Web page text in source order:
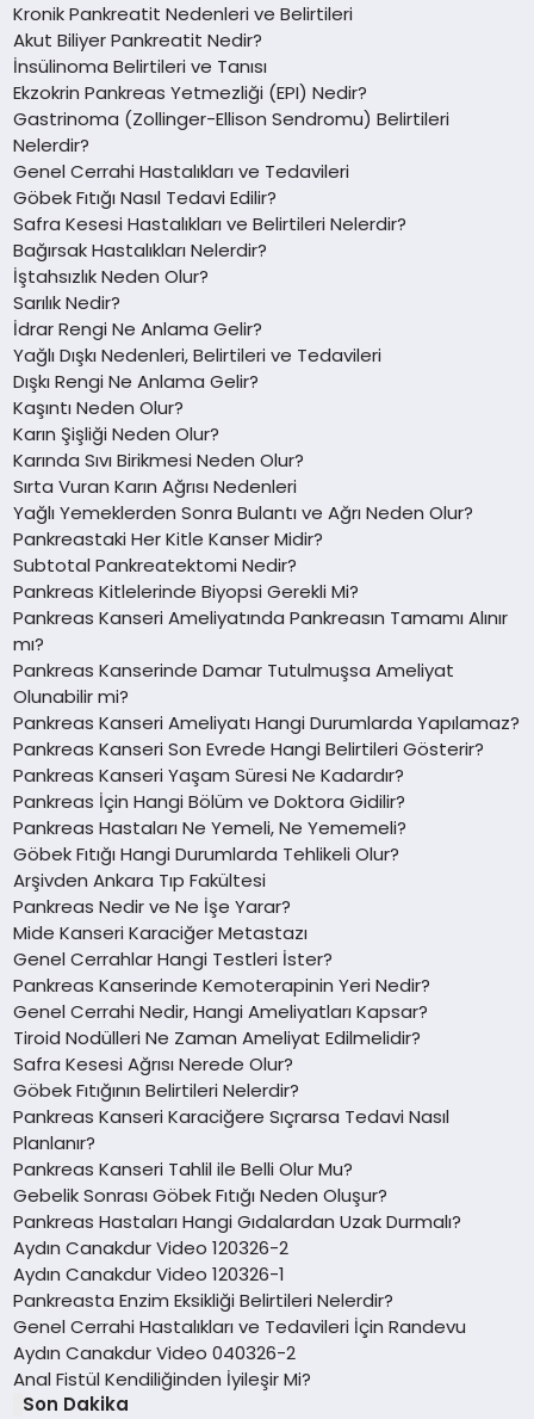
Kronik Pankreatit Nedenleri ve Belirtileri
Akut Biliyer Pankreatit Nedir?
İnsülinoma Belirtileri ve Tanısı
Ekzokrin Pankreas Yetmezliği (EPI) Nedir?
Gastrinoma (Zollinger-Ellison Sendromu) Belirtileri
Nelerdir?
Genel Cerrahi Hastalıkları ve Tedavileri
Göbek Fıtığı Nasıl Tedavi Edilir?
Safra Kesesi Hastalıkları ve Belirtileri Nelerdir?
Bağırsak Hastalıkları Nelerdir?
İştahsızlık Neden Olur?
Sarılık Nedir?
İdrar Rengi Ne Anlama Gelir?
Yağlı Dışkı Nedenleri, Belirtileri ve Tedavileri
Dışkı Rengi Ne Anlama Gelir?
Kaşıntı Neden Olur?
Karın Şişliği Neden Olur?
Karında Sıvı Birikmesi Neden Olur?
Sırta Vuran Karın Ağrısı Nedenleri
Yağlı Yemeklerden Sonra Bulantı ve Ağrı Neden Olur?
Pankreastaki Her Kitle Kanser Midir?
Subtotal Pankreatektomi Nedir?
Pankreas Kitlelerinde Biyopsi Gerekli Mi?
Pankreas Kanseri Ameliyatında Pankreasın Tamamı Alınır
mı?
Pankreas Kanserinde Damar Tutulmuşsa Ameliyat
Olunabilir mi?
Pankreas Kanseri Ameliyatı Hangi Durumlarda Yapılamaz?
Pankreas Kanseri Son Evrede Hangi Belirtileri Gösterir?
Pankreas Kanseri Yaşam Süresi Ne Kadardır?
Pankreas İçin Hangi Bölüm ve Doktora Gidilir?
Pankreas Hastaları Ne Yemeli, Ne Yememeli?
Göbek Fıtığı Hangi Durumlarda Tehlikeli Olur?
Arşivden Ankara Tıp Fakültesi
Pankreas Nedir ve Ne İşe Yarar?
Mide Kanseri Karaciğer Metastazı
Genel Cerrahlar Hangi Testleri İster?
Pankreas Kanserinde Kemoterapinin Yeri Nedir?
Genel Cerrahi Nedir, Hangi Ameliyatları Kapsar?
Tiroid Nodülleri Ne Zaman Ameliyat Edilmelidir?
Safra Kesesi Ağrısı Nerede Olur?
Göbek Fıtığının Belirtileri Nelerdir?
Pankreas Kanseri Karaciğere Sıçrarsa Tedavi Nasıl
Planlanır?
Pankreas Kanseri Tahlil ile Belli Olur Mu?
Gebelik Sonrası Göbek Fıtığı Neden Oluşur?
Pankreas Hastaları Hangi Gıdalardan Uzak Durmalı?
Aydın Canakdur Video 120326-2
Aydın Canakdur Video 120326-1
Pankreasta Enzim Eksikliği Belirtileri Nelerdir?
Genel Cerrahi Hastalıkları ve Tedavileri İçin Randevu
Aydın Canakdur Video 040326-2
Anal Fistül Kendiliğinden İyileşir Mi?
Son Dakika